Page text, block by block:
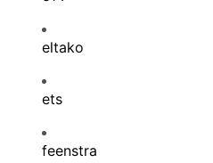
eltako
ets
feenstra